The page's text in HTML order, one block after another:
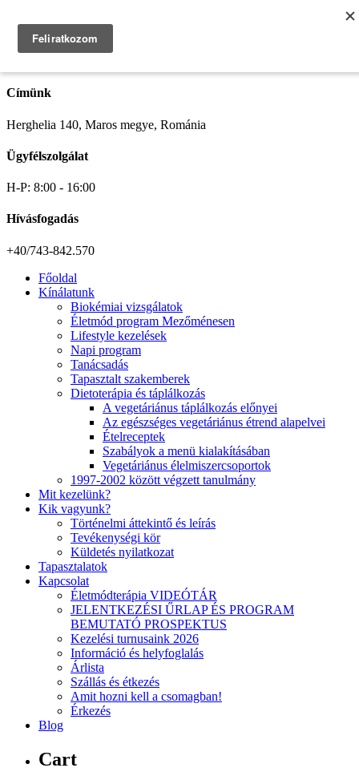
Search
Címünk
Herghelia 140, Maros megye, Románia
Ügyfélszolgálat
H-P: 8:00 - 16:00
Hívásfogadás
+40/743-842.570
Főoldal
Kínálatunk
Biokémiai vizsgálatok
Életmód program Mezőménesen
Lifestyle kezelések
Napi program
Tanácsadás
Tapasztalt szakemberek
Dietoterápia és táplálkozás
A vegetáriánus táplálkozás előnyei
Az egészséges vegetáriánus étrend alapelvei
Ételreceptek
Szabályok a menü kialakításában
Vegetáriánus élelmiszercsoportok
1997-2002 között végzett tanulmány
Mit kezelünk?
Kik vagyunk?
Történelmi áttekintő és leírás
Tevékenységi kör
Küldetés nyilatkozat
Tapasztalatok
Kapcsolat
Életmódterápia VIDEÓTÁR
JELENTKEZÉSI ŰRLAP ÉS PROGRAM
BEMUTATÓ PROSPEKTUS
Kezelési turnusaink 2026
Információ és helyfoglalás
Árlista
Szállás és étkezés
Amit hozni kell a csomagban!
Érkezés
Blog
Cart